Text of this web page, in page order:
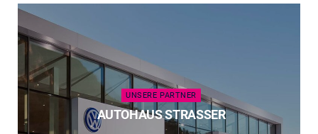
UNSERE PARTNER
AUTOHAUS STRASSER